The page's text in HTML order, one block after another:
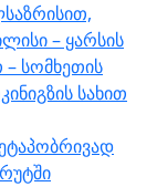
– ყარსის
სომხეთის
სახით